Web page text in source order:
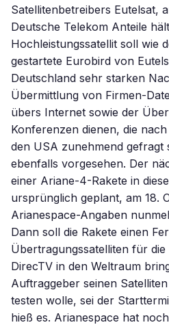
Satellitenbetreibers Eutelsat,
Deutsche Telekom Anteile
Hochleistungssatellit soll wie
gestartete Eurobird von
Deutschland sehr starken
Übermittlung von Firmen-
übers Internet sowie der
Konferenzen dienen, die
den USA zunehmend gefragt
ebenfalls vorgesehen. Der
einer Ariane-4-Rakete in
ursprünglich geplant, am 18.
Arianespace-Angaben
Dann soll die Rakete einen
Übertragungssatelliten für
DirecTV in den Weltraum
Auftraggeber seinen
testen wolle, sei der
hieß es. Arianespace hat